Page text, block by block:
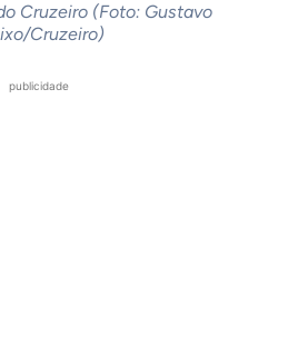
Cruzeiro (Foto: Gustavo
Cruzeiro)
publicidade